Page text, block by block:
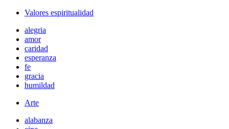
Valores espiritualidad
alegria
amor
caridad
esperanza
fe
gracia
humildad
Arte
alabanza